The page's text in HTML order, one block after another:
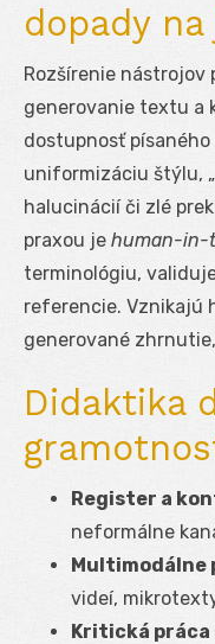
dopady na
Rozšírenie nástrojov
generovanie textu a
dostupnosť
uniformizáciu štýlu,
halucinácií či zlé
praxou je human-in-
terminológiu,
referencie. Vznikajú
generované
Didaktika
Register a
neformálne
Multimodálne
videí,
Kritická práca